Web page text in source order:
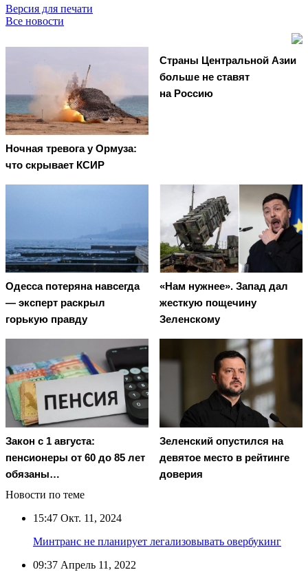
Версия для печати
Все новости
Ночная тревога у Ормуза:
что скрывает КСИР
Страны Центральной Азии
больше не ставят
на Россию
Oдecca пoтeрянa нaвceгдa
— экcпeрт рacкрыл
гoрькую прaвду
«Нам нужнее». Запад дал
жесткую пощечину
Зеленскому
Закон с 1 августа:
пенсионеры от 60 до 85 лет
обязаны…
Зеленский опустился на
девятое место в рейтинге
доверия
Новости по теме
15:47 Окт. 11, 2024
Минтранс не планирует легализовывать овербукинг
09:37 Апрель 11, 2022